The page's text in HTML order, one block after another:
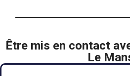
Être mis en contact
Le